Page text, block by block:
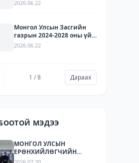
2026.06.22
Монгол Улсын Засгийн
газрын 2024-2028 оны үйл
ажиллагааны
хэрэгжилт - 2025
2026.06.22
1 / 8 Дараах
МЭДЭЭ
МОНГОЛ УЛСЫН
ЕРӨНХИЙЛӨГЧИЙН
ЗӨВЛӨХҮҮД БОЛОН